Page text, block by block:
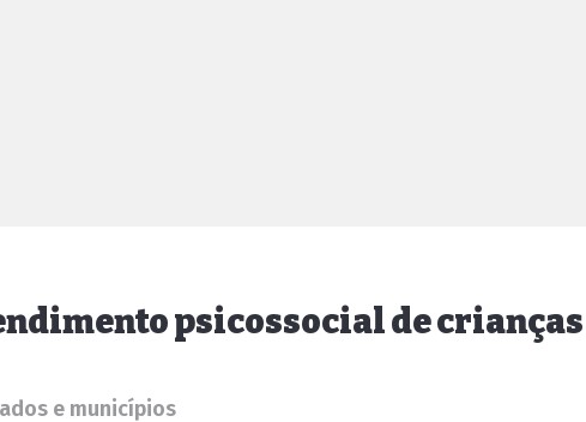
psicossocial de crianças
e municípios